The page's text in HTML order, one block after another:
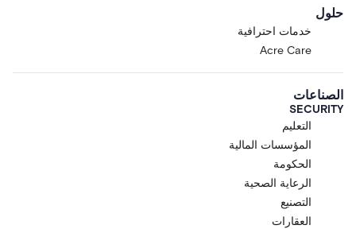
حلول
خدمات احترافية
Acre Care
الصناعات
SECURITY
التعليم
المؤسسات المالية
الحكومة
الرعاية الصحية
التصنيع
العقارات